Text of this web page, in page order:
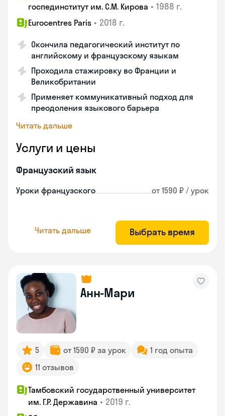
госпединститут им. С.М. Кирова • 1988 г.
Eurocentres Paris • 2018 г.
Окончила педагогический институт по
английскому и французскому языкам
Проходила стажировку во Франции и
Великобритании
Применяет коммуникативный подход для
преодоления языкового барьера
Читать дальше
Услуги и цены
Французский язык
Уроки французского от 1590 ₽ / урок
Читать дальше Выбрать время
Анн-Мари
5 от 1590 ₽ за урок
1 год опыта
11 отзывов
Тамбовский государственный университет
им. Г.Р. Державина • 2019 г.